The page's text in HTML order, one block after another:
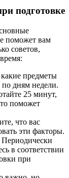
подготовке
поможет вам
советов,
предметы
по дням недели.
25 минут,
поможет
что вас
эти факторы.
Периодически
в соответствии
при